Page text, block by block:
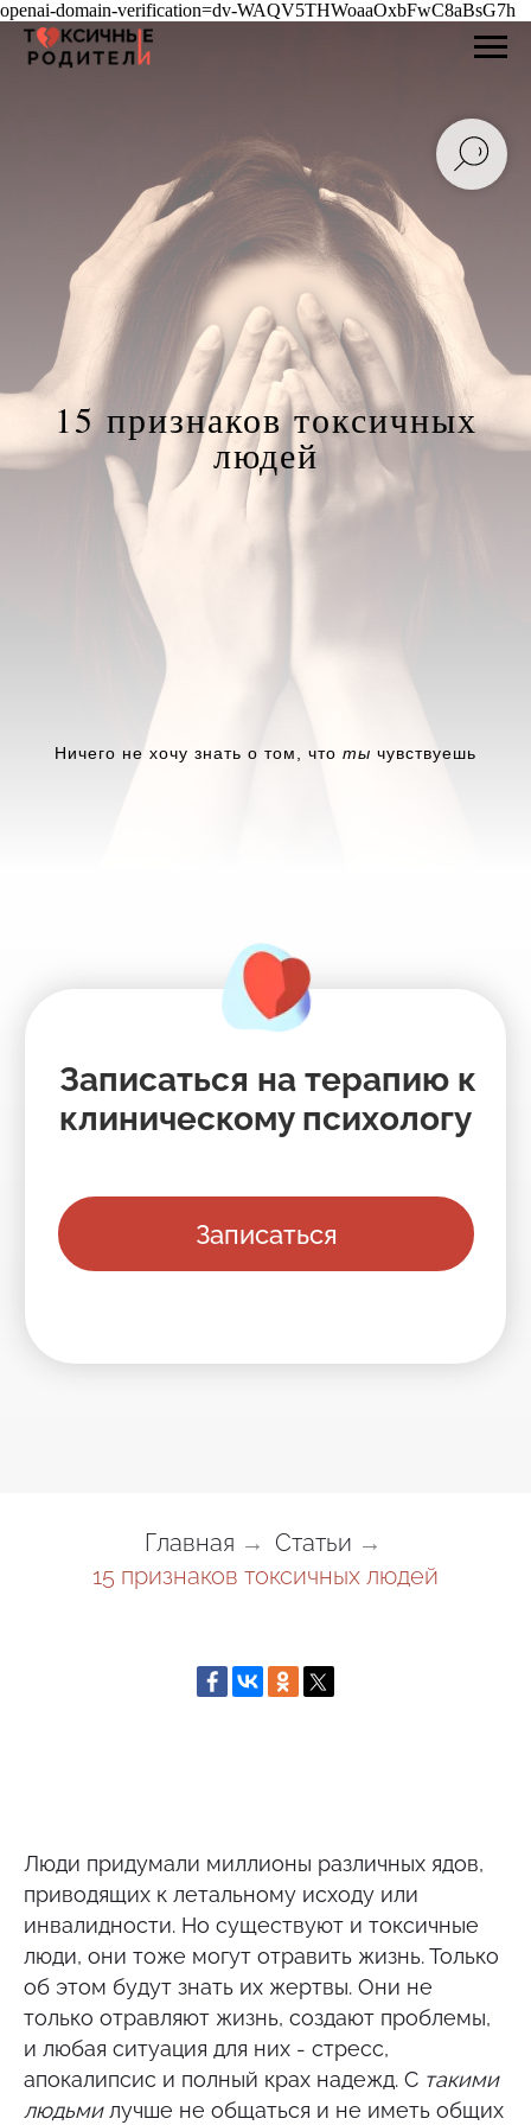
openai-domain-verification=dv-WAQV5THWoaaOxbFwC8aBsG7h
15 признаков токсичных
людей
Ничего не хочу знать о том, что ты чувствуешь
Записаться на терапию к
Главная → Статьи →
15 признаков токсичных людей
Люди придумали миллионы различных ядов,
приводящих к летальному исходу или
инвалидности. Но существуют и токсичные
люди, они тоже могут отравить жизнь. Только
об этом будут знать их жертвы. Они не
только отравляют жизнь, создают проблемы,
и любая ситуация для них - стресс,
апокалипсис и полный крах надежд. С такими
людьми лучше не общаться и не иметь общих